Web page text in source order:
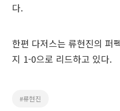
다.
한편 다저스는 류현진의 퍼
지 1-0으로 리드하고 있다.
#류현진